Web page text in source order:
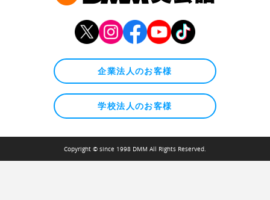
企業法人のお客様
学校法人のお客様
Copyright © since 1998 DMM All Rights Reserved.